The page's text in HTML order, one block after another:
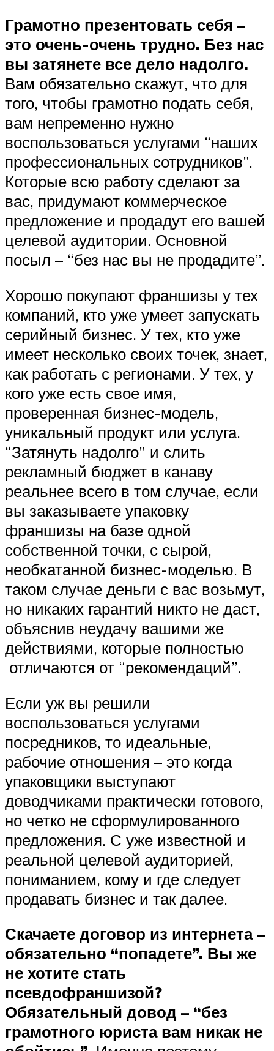
Грамотно презентовать себя –
это очень-очень трудно. Без нас
вы затянете все дело надолго.
Вам обязательно скажут, что для
того, чтобы грамотно подать себя,
вам непременно нужно
воспользоваться услугами “наших
профессиональных сотрудников”.
Которые всю работу сделают за
вас, придумают коммерческое
предложение и продадут его вашей
целевой аудитории. Основной
посыл – “без нас вы не продадите”.
Хорошо покупают франшизы у тех
компаний, кто уже умеет запускать
серийный бизнес. У тех, кто уже
имеет несколько своих точек, знает,
как работать с регионами. У тех, у
кого уже есть свое имя,
проверенная бизнес-модель,
уникальный продукт или услуга.
“Затянуть надолго” и слить
рекламный бюджет в канаву
реальнее всего в том случае, если
вы заказываете упаковку
франшизы на базе одной
собственной точки, с сырой,
необкатанной бизнес-моделью. В
таком случае деньги с вас возьмут,
но никаких гарантий никто не даст,
объяснив неудачу вашими же
действиями, которые полностью
отличаются от “рекомендаций”.
Если уж вы решили
воспользоваться услугами
посредников, то идеальные,
рабочие отношения – это когда
упаковщики выступают
доводчиками практически готового,
но четко не сформулированного
предложения. С уже известной и
реальной целевой аудиторией,
пониманием, кому и где следует
продавать бизнес и так далее.
Скачаете договор из интернета –
обязательно “попадете”. Вы же
не хотите стать
псевдофраншизой?
Обязательный довод – “без
грамотного юриста вам никак не